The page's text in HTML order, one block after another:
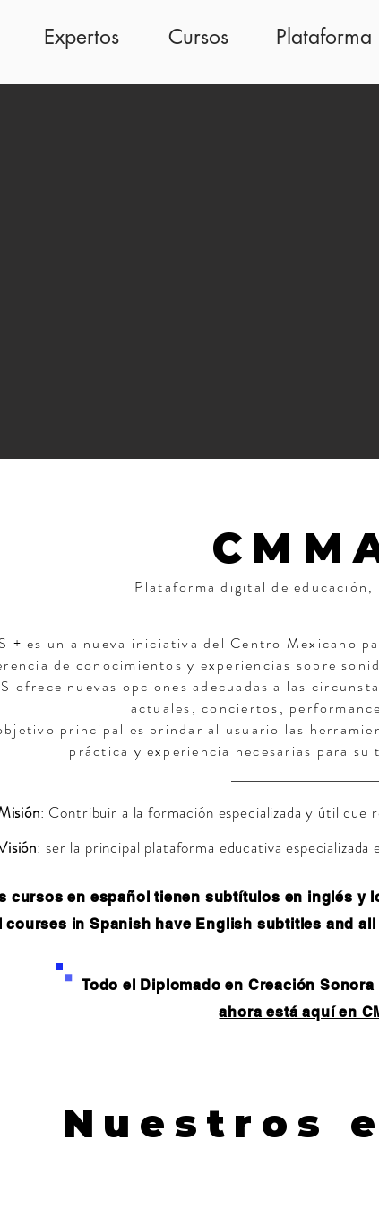
Expertos Cursos Plataforma
Plataforma digital de educación,
+ es un a nueva iniciativa del Centro Mexicano
de conocimientos y experiencias sobre
ofrece nuevas opciones adecuadas a las
actuales, conciertos,
principal es brindar al usuario las
práctica y experiencia necesarias para
: Contribuir a la formación especializada y útil que
: ser la principal plataforma educativa
cursos en español tienen subtítulos en inglés y
courses in Spanish have English subtitles and
Todo el Diplomado en Creación
ahora está aquí en
Nuestros